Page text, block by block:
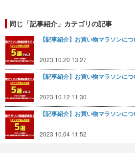
同じ「記事紹介」カテゴリの記事
【記事紹介】お買い物マラソンに
2023.10.20 13:27
【記事紹介】お買い物マラソンに
2023.10.12 11:30
【記事紹介】お買い物マラソンに
2023.10.04 11:52